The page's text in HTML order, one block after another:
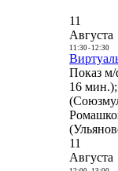
11
Августа
11:30- 12:30
Показ
16
11
Августа